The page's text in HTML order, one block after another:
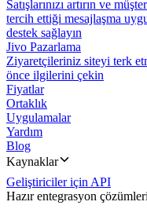
Satışlarınızı artırın ve
tercih ettiği mesajlaşma
destek sağlayın
Jivo Pazarlama
Ziyaretçileriniz siteyi terk
önce ilgilerini çekin
Fiyatlar
Ortaklık
Uygulamalar
Yardım
Blog
Kaynaklar
Geliştiriciler için API
Hazır entegrasyon çözümleri